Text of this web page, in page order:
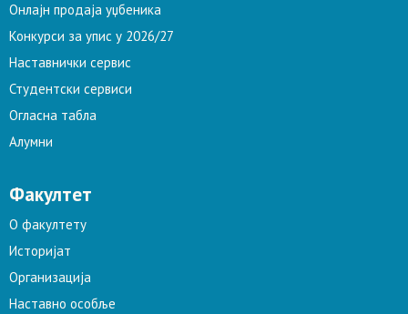
Онлајн продаја уџбеника
Конкурси за упис у 2026/27
Наставнички сервис
Студентски сервиси
Огласна табла
Алумни
Факултет
О факултету
Историјат
Организација
Наставно особље